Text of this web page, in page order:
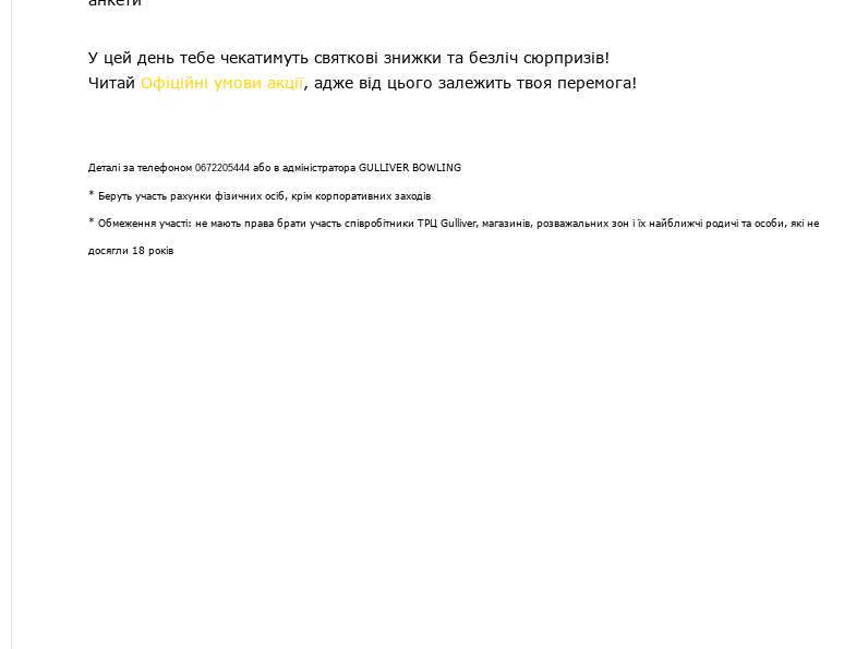
У цей день тебе чекатимуть святкові знижки та безліч сюрпризів!
Читай Офіційні умови акції, адже від цього залежить твоя перемога!
Деталі за телефоном 0672205444 або в адміністратора GULLIVER BOWLING
* Беруть участь рахунки фізичних осіб, крім корпоративних заходів
* Обмеження участі: не мають права брати участь співробітники ТРЦ Gulliver, магазинів, розважальних зон і їх найближчі родичі та особи, які не
досягли 18 років